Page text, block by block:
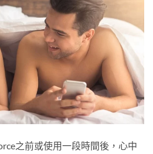
之前或使用一段時間後，心中